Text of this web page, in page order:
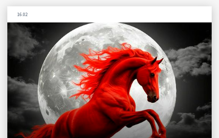
16.02